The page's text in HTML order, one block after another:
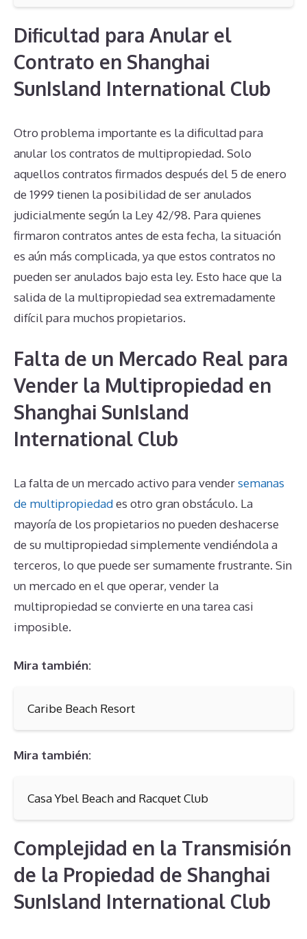
Dificultad para Anular el
Contrato en Shanghai
SunIsland International Club
Otro problema importante es la dificultad para
anular los contratos de multipropiedad. Solo
aquellos contratos firmados después del 5 de enero
de 1999 tienen la posibilidad de ser anulados
judicialmente según la Ley 42/98. Para quienes
firmaron contratos antes de esta fecha, la situación
es aún más complicada, ya que estos contratos no
pueden ser anulados bajo esta ley. Esto hace que la
salida de la multipropiedad sea extremadamente
difícil para muchos propietarios.
Falta de un Mercado Real para
Vender la Multipropiedad en
Shanghai SunIsland
International Club
La falta de un mercado activo para vendersemanas
de multipropiedades otro gran obstáculo. La
mayoría de los propietarios no pueden deshacerse
de su multipropiedad simplemente vendiéndola a
terceros, lo que puede ser sumamente frustrante. Sin
un mercado en el que operar, vender la
multipropiedad se convierte en una tarea casi
imposible.
Mira también:
Caribe Beach Resort
Mira también:
Casa Ybel Beach and Racquet Club
Complejidad en la Transmisión
de la Propiedad de Shanghai
SunIsland International Club